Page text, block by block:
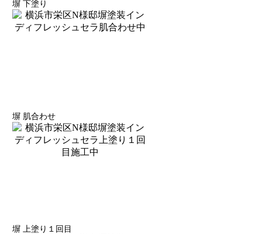
塀 下塗り
塀 肌合わせ
塀 上塗り１回目